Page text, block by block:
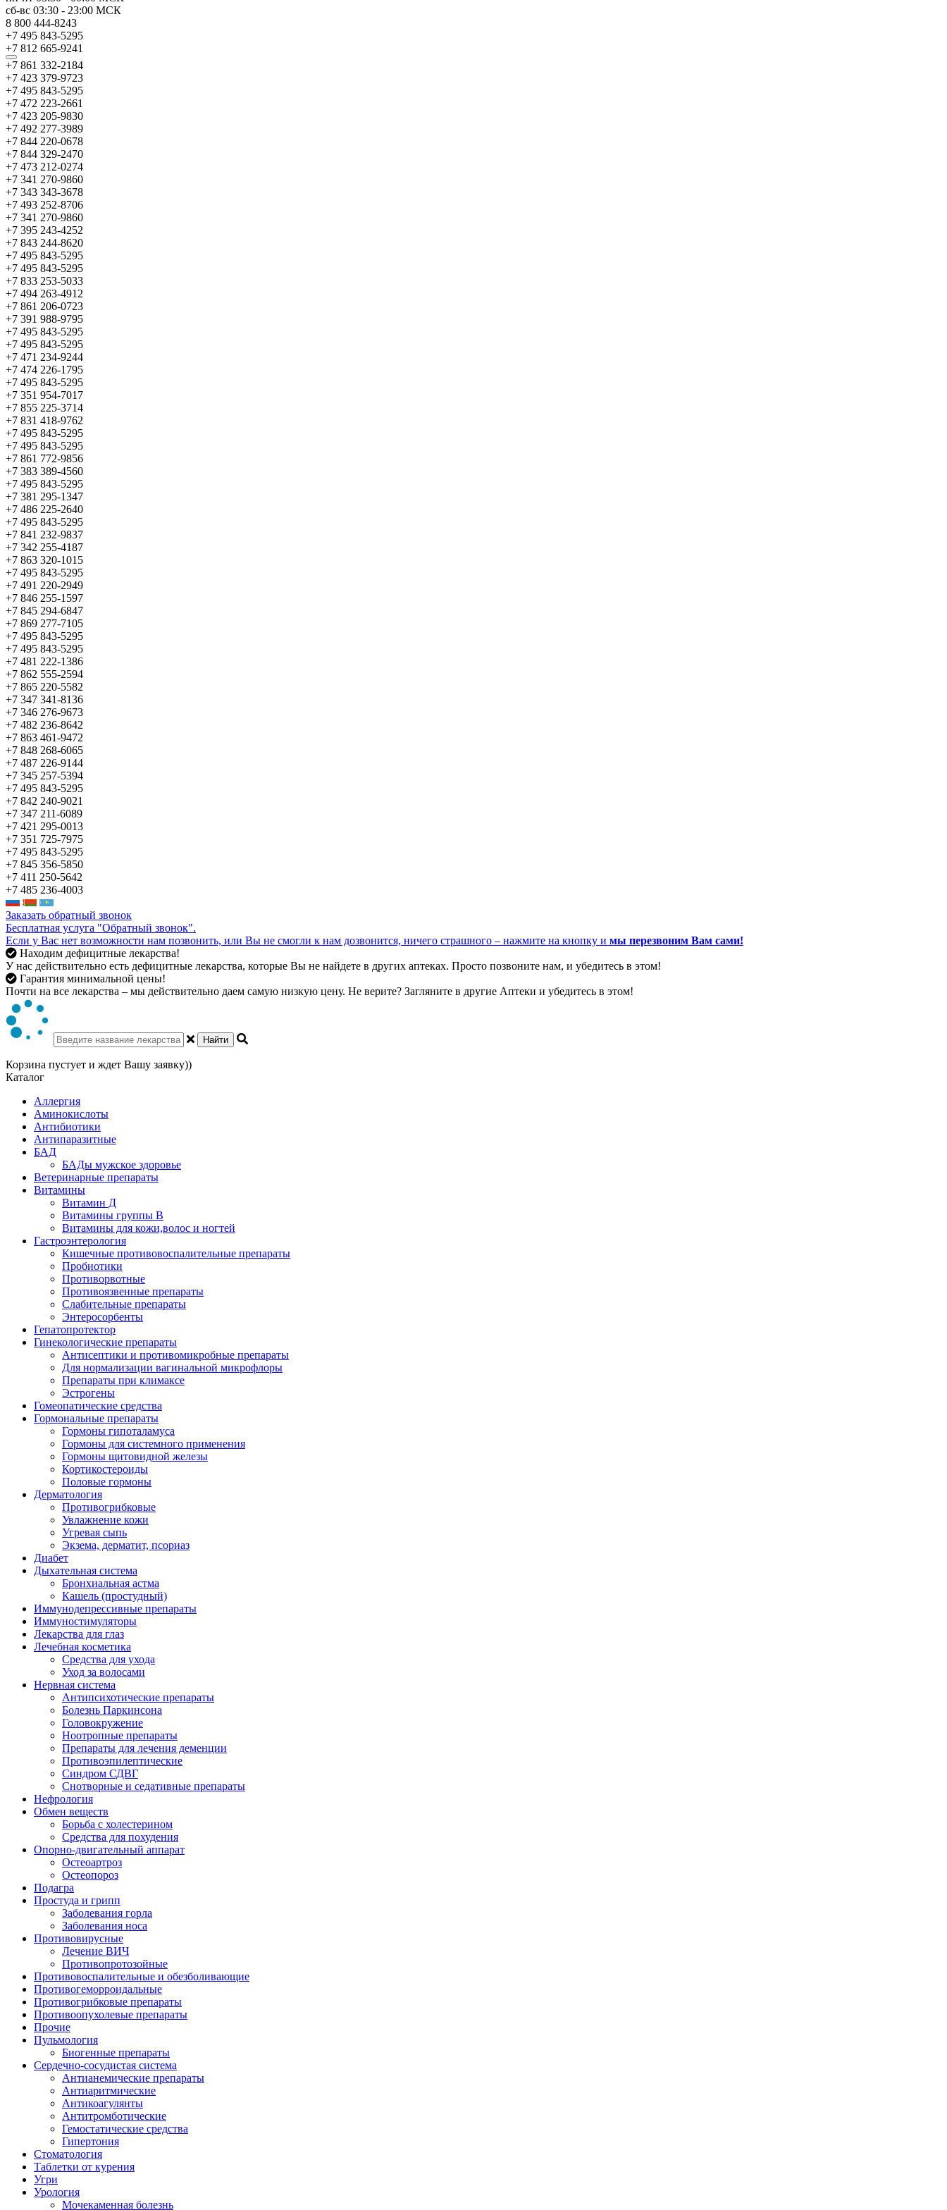
сб-вс 03:30 - 23:00 МСК
8 800 444-8243
+7 495 843-5295
+7 812 665-9241
+7 861 332-2184
+7 423 379-9723
+7 495 843-5295
+7 472 223-2661
+7 423 205-9830
+7 492 277-3989
+7 844 220-0678
+7 844 329-2470
+7 473 212-0274
+7 341 270-9860
+7 343 343-3678
+7 493 252-8706
+7 341 270-9860
+7 395 243-4252
+7 843 244-8620
+7 495 843-5295
+7 495 843-5295
+7 833 253-5033
+7 494 263-4912
+7 861 206-0723
+7 391 988-9795
+7 495 843-5295
+7 495 843-5295
+7 471 234-9244
+7 474 226-1795
+7 495 843-5295
+7 351 954-7017
+7 855 225-3714
+7 831 418-9762
+7 495 843-5295
+7 495 843-5295
+7 861 772-9856
+7 383 389-4560
+7 495 843-5295
+7 381 295-1347
+7 486 225-2640
+7 495 843-5295
+7 841 232-9837
+7 342 255-4187
+7 863 320-1015
+7 495 843-5295
+7 491 220-2949
+7 846 255-1597
+7 845 294-6847
+7 869 277-7105
+7 495 843-5295
+7 495 843-5295
+7 481 222-1386
+7 862 555-2594
+7 865 220-5582
+7 347 341-8136
+7 346 276-9673
+7 482 236-8642
+7 863 461-9472
+7 848 268-6065
+7 487 226-9144
+7 345 257-5394
+7 495 843-5295
+7 842 240-9021
+7 347 211-6089
+7 421 295-0013
+7 351 725-7975
+7 495 843-5295
+7 845 356-5850
+7 411 250-5642
+7 485 236-4003
Заказать обратный звонок
Бесплатная услуга "Обратный звонок".
Если у Вас нет возможности нам позвонить, или Вы не смогли к нам дозвонится, ничего страшного – нажмите на кнопку и мы перезвоним Вам сами!
Находим дефицитные лекарства!
У нас действительно есть дефицитные лекарства, которые Вы не найдете в других аптеках. Просто позвоните нам, и убедитесь в этом!
Гарантия минимальной цены!
Почти на все лекарства – мы действительно даем самую низкую цену. Не верите? Загляните в другие Аптеки и убедитесь в этом!
Найти
Корзина пустует и ждет Вашу заявку))
Каталог
Аллергия
Аминокислоты
Антибиотики
Антипаразитные
БАД
БАДы мужское здоровье
Ветеринарные препараты
Витамины
Витамин Д
Витамины группы В
Витамины для кожи,волос и ногтей
Гастроэнтерология
Кишечные противовоспалительные препараты
Пробиотики
Противорвотные
Противоязвенные препараты
Слабительные препараты
Энтеросорбенты
Гепатопротектор
Гинекологические препараты
Антисептики и противомикробные препараты
Для нормализации вагинальной микрофлоры
Препараты при климаксе
Эстрогены
Гомеопатические средства
Гормональные препараты
Гормоны гипоталамуса
Гормоны для системного применения
Гормоны щитовидной железы
Кортикостероиды
Половые гормоны
Дерматология
Противогрибковые
Увлажнение кожи
Угревая сыпь
Экзема, дерматит, псориаз
Диабет
Дыхательная система
Бронхиальная астма
Кашель (простудный)
Иммунодепрессивные препараты
Иммуностимуляторы
Лекарства для глаз
Лечебная косметика
Средства для ухода
Уход за волосами
Нервная система
Антипсихотические препараты
Болезнь Паркинсона
Головокружение
Ноотропные препараты
Препараты для лечения деменции
Противоэпилептические
Синдром СДВГ
Снотворные и седативные препараты
Нефрология
Обмен веществ
Борьба с холестерином
Средства для похудения
Опорно-двигательный аппарат
Остеоартроз
Остеопороз
Подагра
Простуда и грипп
Заболевания горла
Заболевания носа
Противовирусные
Лечение ВИЧ
Противопротозойные
Противовоспалительные и обезболивающие
Противогеморроидальные
Противогрибковые препараты
Противоопухолевые препараты
Прочие
Пульмология
Биогенные препараты
Сердечно-сосудистая система
Антианемические препараты
Антиаритмические
Антикоагулянты
Антитромботические
Гемостатические средства
Гипертония
Стоматология
Таблетки от курения
Угри
Урология
Мочекаменная болезнь